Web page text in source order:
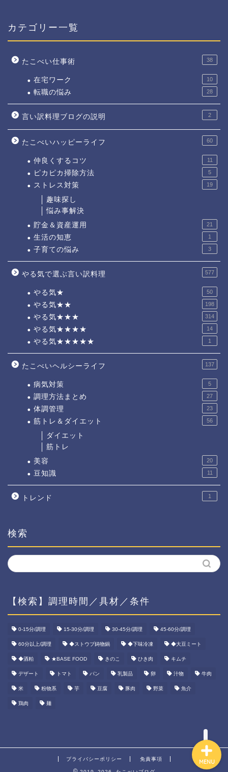
カテゴリー一覧
たこべい仕事術 38
在宅ワーク 10
転職の悩み 28
言い訳料理ブログの説明 2
たこべいハッピーライフ 60
仲良くするコツ 11
ピカピカ掃除方法 5
ストレス対策 19
趣味探し
悩み事解決
貯金＆資産運用
21
生活の知恵 1
子育ての悩み 3
やる気で選ぶ言い訳料理 577
やる気★ 50
やる気★★ 198
やる気★★★ 314
やる気★★★★ 14
やる気★★★★★ 1
たこべいヘルシーライフ 137
病気対策 5
調理方法まとめ 27
体調管理 23
筋トレ＆ダイエット 56
ダイエット
筋トレ
美容
20
豆知識 11
トレンド 1
検索
【検索】調理時間／具材／条件
0-15分/調理 15-30分/調理 30-45分/調理 45-60分/調理
60分以上/調理 ◆ストウブ鋳物鍋 ◆下味冷凍 ◆大豆ミート
◆酒粕 ★BASE FOOD きのこ ひき肉 キムチ
デザート トマト パン 乳製品 卵 汁物 牛肉
米 粉物系 芋 豆腐 豚肉 野菜 魚介
鶏肉 麺
プライバシーポリシー 免責事項 MENU
ホーム
資産運用
ダイエット